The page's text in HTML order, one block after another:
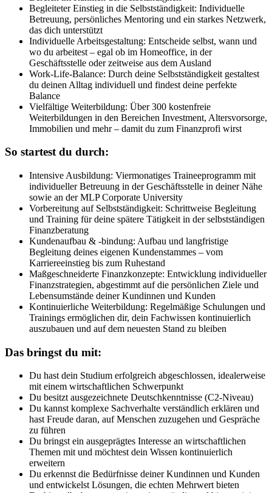
Begleiteter Einstieg in die Selbstständigkeit: Individuelle
Betreuung, persönliches Mentoring und ein starkes Netzwerk,
das dich unterstützt
Individuelle Arbeitsgestaltung: Entscheide selbst, wann und
wo du arbeitest – egal ob im Homeoffice, in der
Geschäftsstelle oder zeitweise aus dem Ausland
Work-Life-Balance: Durch deine Selbstständigkeit gestaltest
du deinen Alltag individuell und findest deine perfekte
Balance
Vielfältige Weiterbildung: Über 300 kostenfreie
Weiterbildungen in den Bereichen Investment, Altersvorsorge,
Immobilien und mehr – damit du zum Finanzprofi wirst
So startest du durch:
Intensive Ausbildung: Viermonatiges Traineeprogramm mit
individueller Betreuung in der Geschäftsstelle in deiner Nähe
sowie an der MLP Corporate University
Vorbereitung auf Selbstständigkeit: Schrittweise Begleitung
und Training für deine spätere Tätigkeit in der selbstständigen
Finanzberatung
Kundenaufbau & -bindung: Aufbau und langfristige
Begleitung deines eigenen Kundenstammes – vom
Karriereeinstieg bis zum Ruhestand
Maßgeschneiderte Finanzkonzepte: Entwicklung individueller
Finanzstrategien, abgestimmt auf die persönlichen Ziele und
Lebensumstände deiner Kundinnen und Kunden
Kontinuierliche Weiterbildung: Regelmäßige Schulungen und
Trainings ermöglichen dir, dein Fachwissen kontinuierlich
auszubauen und auf dem neuesten Stand zu bleiben
Das bringst du mit:
Du hast dein Studium erfolgreich abgeschlossen, idealerweise
mit einem wirtschaftlichen Schwerpunkt
Du besitzt ausgezeichnete Deutschkenntnisse (C2-Niveau)
Du kannst komplexe Sachverhalte verständlich erklären und
hast Freude daran, auf Menschen zuzugehen und Gespräche
zu führen
Du bringst ein ausgeprägtes Interesse an wirtschaftlichen
Themen mit und möchtest dein Wissen kontinuierlich
erweitern
Du erkennst die Bedürfnisse deiner Kundinnen und Kunden
und entwickelst Lösungen, die echten Mehrwert bieten